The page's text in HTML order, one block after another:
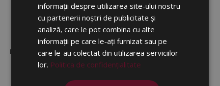
sau a veniturilor să vizeze lunile martie, aprilie sau mai
2020.
II. Măsuri în domeniul Muncii și al Protecției Sociale.
informații despre utilizarea site-ului nostru
cu partenerii noștri de publicitate și
analiză, care le pot combina cu alte
informații pe care le-ați furnizat sau pe
care le-au colectat din utilizarea serviciilor
lor. Politica de confidențialitate